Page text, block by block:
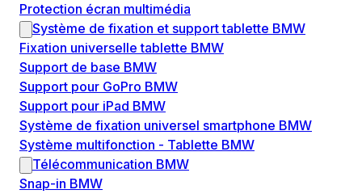
Protection écran multimédia
Système de fixation et support tablette BMW
Fixation universelle tablette BMW
Support de base BMW
Support pour GoPro BMW
Support pour iPad BMW
Système de fixation universel smartphone BMW
Système multifonction - Tablette BMW
Télécommunication BMW
Snap-in BMW